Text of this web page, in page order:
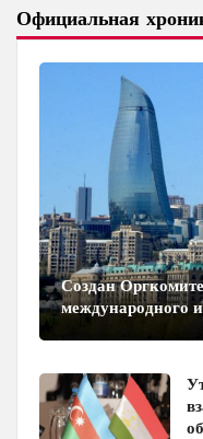
Официальная
Создан
международного